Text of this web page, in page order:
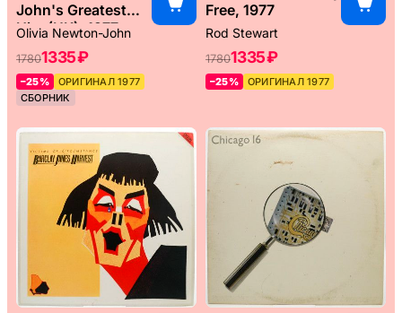
John's Greatest
Hits (UK), 1977
Olivia Newton-John
17801335 ₽
–25%
ОРИГИНАЛ 1977
СБОРНИК
Free, 1977
Rod Stewart
17801335 ₽
–25% ОРИГИНАЛ 1977